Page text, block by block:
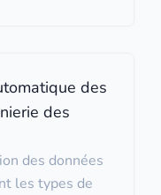
des
des
des données
les types de